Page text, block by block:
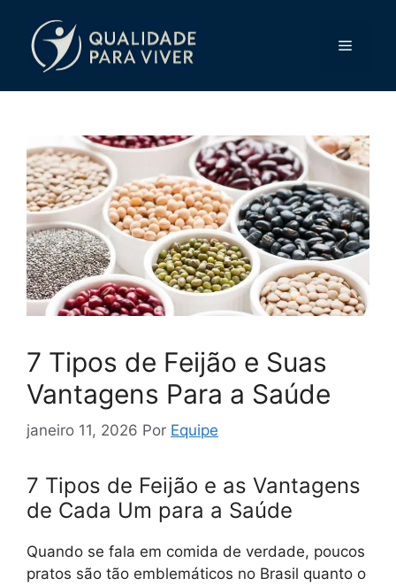
conteúdo
Menu
7 Tipos de Feijão e Suas
Vantagens Para a Saúde
janeiro 11, 2026 Por Equipe
7 Tipos de Feijão e as Vantagens
de Cada Um para a Saúde
Quando se fala em comida de verdade, poucos
pratos são tão emblemáticos no Brasil quanto o